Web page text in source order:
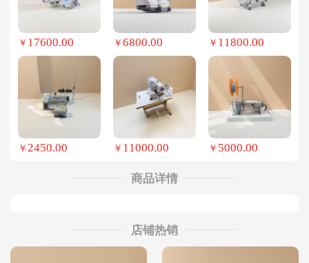
￥ 17600.00 ￥6800.00 ￥ 11800.00
￥ 2450.00 ￥ 11000.00 ￥ 5000.00
商品详情
店铺热销